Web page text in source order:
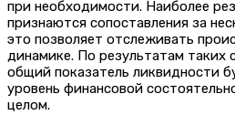
при необходимости. Наиболее
признаются сопоставления за
это позволяет отслеживать
динамике. По результатам таких
общий показатель ликвидности
уровень финансовой
целом.